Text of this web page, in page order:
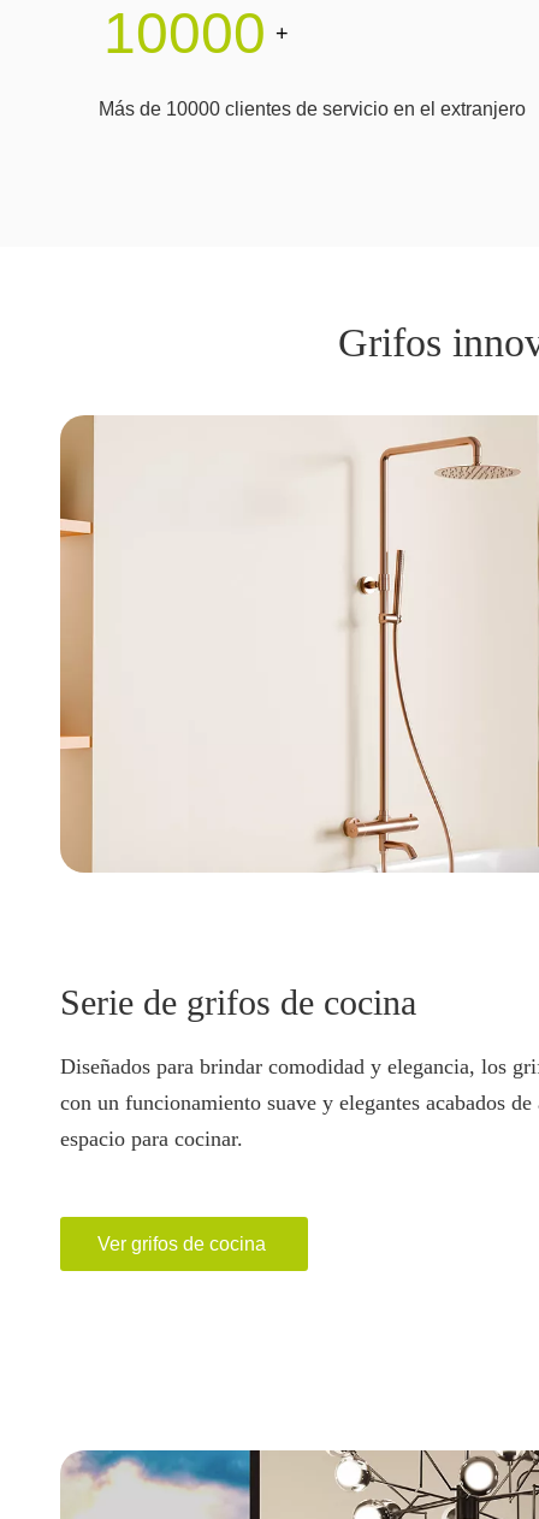
10000 +
Más de 10000 clientes de servicio en el extranjero
Grifos
Serie de grifos de cocina
Diseñados para brindar comodidad y elegancia, los
con un funcionamiento suave y elegantes acabados
espacio para cocinar.
Ver grifos de cocina